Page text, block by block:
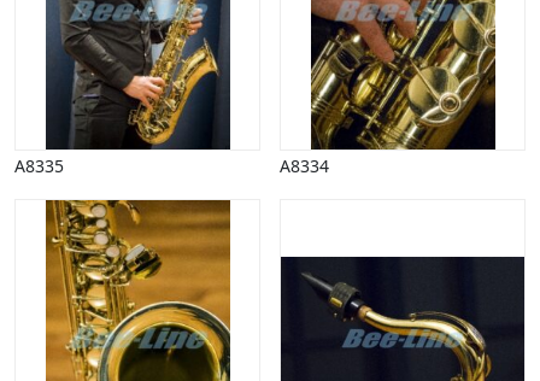
A8335 A8334